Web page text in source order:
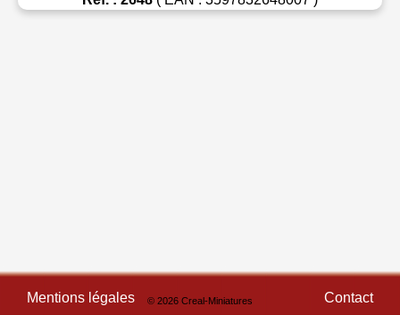
Mentions légales © 2026 Creal-Miniatures Contact